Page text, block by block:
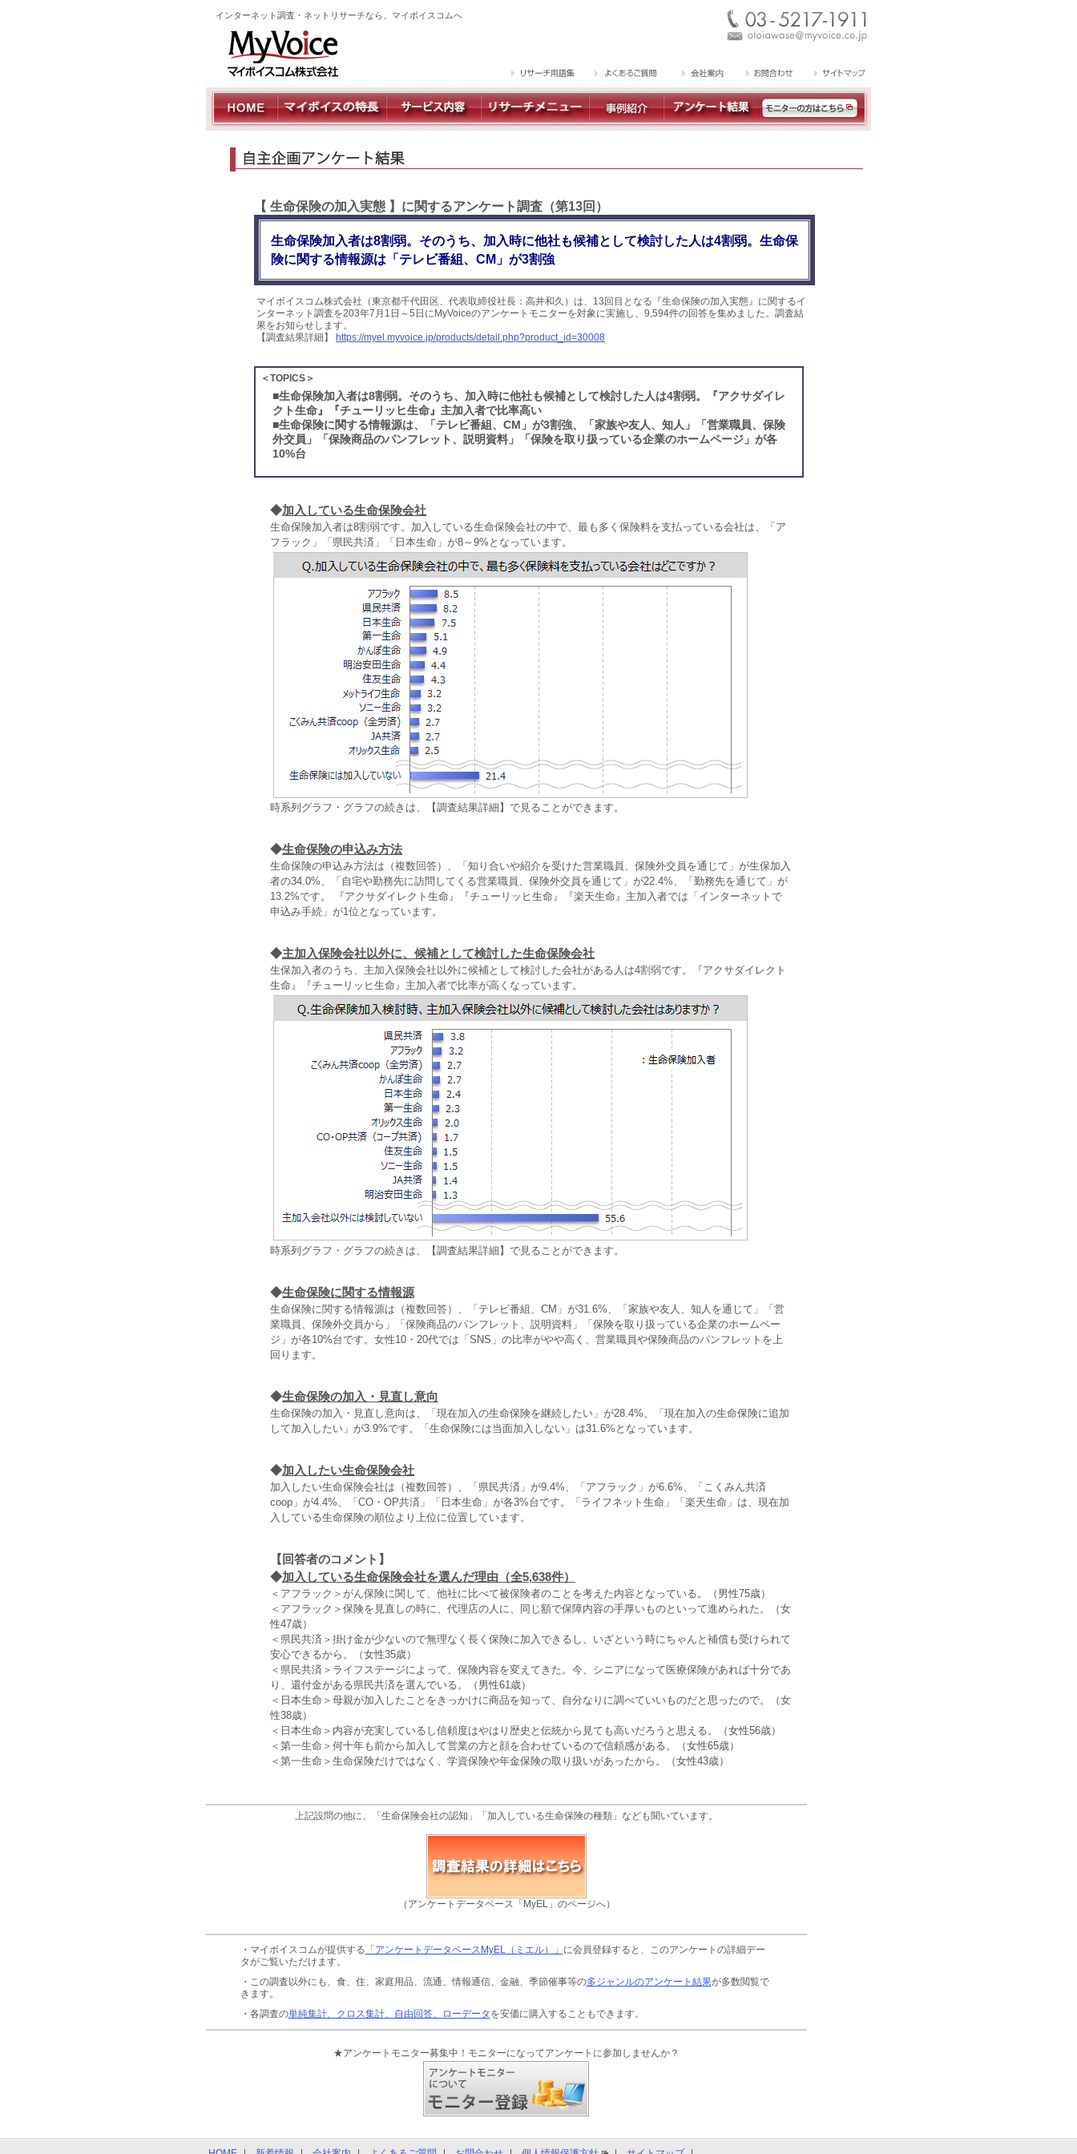
インターネット調査・ネットリサーチなら、マイボイスコムへ
【 生命保険の加入実態 】に関するアンケート調査（第13回）
生命保険加入者は8割弱。そのうち、加入時に他社も候補として検討した人は4割弱。生命保
険に関する情報源は「テレビ番組、CM」が3割強
マイボイスコム株式会社（東京都千代田区、代表取締役社長：高井和久）は、13回目となる『生命保険の加入実態』に関するイ
ンターネット調査を203年7月1日～5日にMyVoiceのアンケートモニターを対象に実施し、9,594件の回答を集めました。調査結
果をお知らせします。
【調査結果詳細】
https://myel.myvoice.jp/products/detail.php?product_id=30008
＜TOPICS＞
■生命保険加入者は8割弱。そのうち、加入時に他社も候補として検討した人は4割弱。『アクサダイレ
クト生命』『チューリッヒ生命』主加入者で比率高い
■生命保険に関する情報源は、「テレビ番組、CM」が3割強、「家族や友人、知人」「営業職員、保険
外交員」「保険商品のパンフレット、説明資料」「保険を取り扱っている企業のホームページ」が各
10%台
◆加入している生命保険会社
生命保険加入者は8割弱です。加入している生命保険会社の中で、最も多く保険料を支払っている会社は、「ア
フラック」「県民共済」「日本生命」が8～9%となっています。
時系列グラフ・グラフの続きは、【調査結果詳細】で見ることができます。
◆生命保険の申込み方法
生命保険の申込み方法は（複数回答）、「知り合いや紹介を受けた営業職員、保険外交員を通じて」が生保加入
者の34.0%、「自宅や勤務先に訪問してくる営業職員、保険外交員を通じて」が22.4%、「勤務先を通じて」が
13.2%です。 『アクサダイレクト生命』『チューリッヒ生命』『楽天生命』主加入者では「インターネットで
申込み手続」が1位となっています。
◆主加入保険会社以外に、候補として検討した生命保険会社
生保加入者のうち、主加入保険会社以外に候補として検討した会社がある人は4割弱です。『アクサダイレクト
生命』『チューリッヒ生命』主加入者で比率が高くなっています。
時系列グラフ・グラフの続きは、【調査結果詳細】で見ることができます。
◆生命保険に関する情報源
生命保険に関する情報源は（複数回答）、「テレビ番組、CM」が31.6%、「家族や友人、知人を通じて」「営
業職員、保険外交員から」「保険商品のパンフレット、説明資料」「保険を取り扱っている企業のホームペー
ジ」が各10%台です。女性10・20代では「SNS」の比率がやや高く、営業職員や保険商品のパンフレットを上
回ります。
◆生命保険の加入・見直し意向
生命保険の加入・見直し意向は、「現在加入の生命保険を継続したい」が28.4%、「現在加入の生命保険に追加
して加入したい」が3.9%です。「生命保険には当面加入しない」は31.6%となっています。
◆加入したい生命保険会社
加入したい生命保険会社は（複数回答）、「県民共済」が9.4%、「アフラック」が6.6%、「こくみん共済
coop」が4.4%、「CO・OP共済」「日本生命」が各3%台です。「ライフネット生命」「楽天生命」は、現在加
入している生命保険の順位より上位に位置しています。
【回答者のコメント】
◆加入している生命保険会社を選んだ理由（全5,638件）
＜アフラック＞がん保険に関して、他社に比べて被保険者のことを考えた内容となっている。（男性75歳）
＜アフラック＞保険を見直しの時に、代理店の人に、同じ額で保障内容の手厚いものといって進められた。（女
性47歳）
＜県民共済＞掛け金が少ないので無理なく長く保険に加入できるし、いざという時にちゃんと補償も受けられて
安心できるから。（女性35歳）
＜県民共済＞ライフステージによって、保険内容を変えてきた。今、シニアになって医療保険があれば十分であ
り、還付金がある県民共済を選んでいる。（男性61歳）
＜日本生命＞母親が加入したことをきっかけに商品を知って、自分なりに調べていいものだと思ったので。（女
性38歳）
＜日本生命＞内容が充実しているし信頼度はやはり歴史と伝統から見ても高いだろうと思える。（女性56歳）
＜第一生命＞何十年も前から加入して営業の方と顔を合わせているので信頼感がある。（女性65歳）
＜第一生命＞生命保険だけではなく、学資保険や年金保険の取り扱いがあったから。（女性43歳）
上記設問の他に、「生命保険会社の認知」「加入している生命保険の種類」なども聞いています。
（アンケートデータベース「MyEL」のページへ）
・マイボイスコムが提供する 「アンケートデータベースMyEL（ミエル）」 に会員登録すると、このアンケートの詳細デー
タがご覧いただけます。
・この調査以外にも、食、住、家庭用品、流通、情報通信、金融、季節催事等の多ジャンルのアンケート結果が多数閲覧で
きます。
・各調査の単純集計、クロス集計、自由回答、ローデータ を安価に購入することもできます。
★アンケートモニター募集中！モニターになってアンケートに参加しませんか？